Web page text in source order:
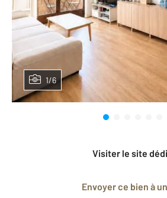
1/6
Visiter le site
Envoyer ce bien à